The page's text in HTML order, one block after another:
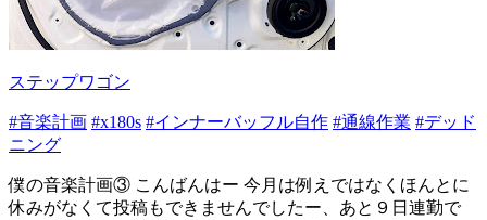
ステップワゴン
#音楽計画 #x180s #インナーバッフル自作 #通線作業 #デッド
ニング
僕の音楽計画③ こんばんはー 今月は例えではなくほんとに
休みがなくて投稿もできませんでしたー、あと９日連勤で